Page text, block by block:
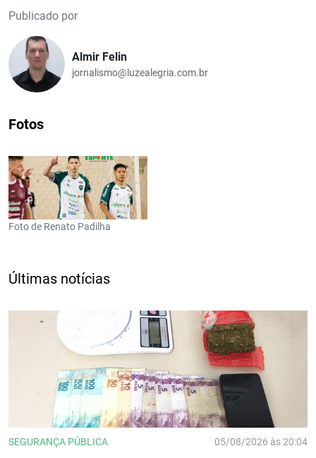
Publicado por
Almir Felin
jornalismo@luzealegria.com.br
Fotos
Foto de Renato Padilha
Últimas notícias
SEGURANÇA PÚBLICA 05/08/2026 às 20:04